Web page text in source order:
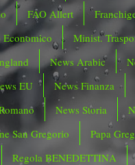
FAO Allert
Minist.
News Arabic
EU
News Finanza
News Storia
San Gregorio
Papa
Regola BENEDETTINA